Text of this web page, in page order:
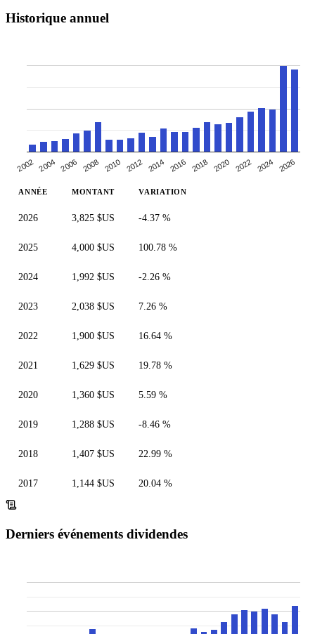
Historique annuel
2002 2004 2006 2008 2010 2012 2014 2016 2018 2020 2022 2024 2026
ANNÉE MONTANT VARIATION
2026 3,825 $US -4.37 %
2025 4,000 $US 100.78 %
2024 1,992 $US -2.26 %
2023 2,038 $US 7.26 %
2022 1,900 $US 16.64 %
2021 1,629 $US 19.78 %
2020 1,360 $US 5.59 %
2019 1,288 $US -8.46 %
2018 1,407 $US 22.99 %
2017 1,144 $US 20.04 %
Derniers événements dividendes